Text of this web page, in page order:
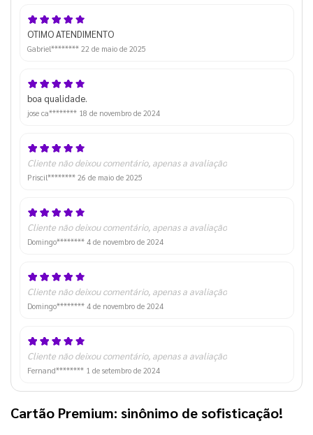
OTIMO ATENDIMENTO
Gabriel******** 22 de maio de 2025
boa qualidade.
jose ca******** 18 de novembro de 2024
Cliente não deixou comentário, apenas a avaliação
Priscil******** 26 de maio de 2025
Cliente não deixou comentário, apenas a avaliação
Domingo******** 4 de novembro de 2024
Cliente não deixou comentário, apenas a avaliação
Domingo******** 4 de novembro de 2024
Cliente não deixou comentário, apenas a avaliação
Fernand******** 1 de setembro de 2024
Cartão Premium: sinônimo de sofisticação!